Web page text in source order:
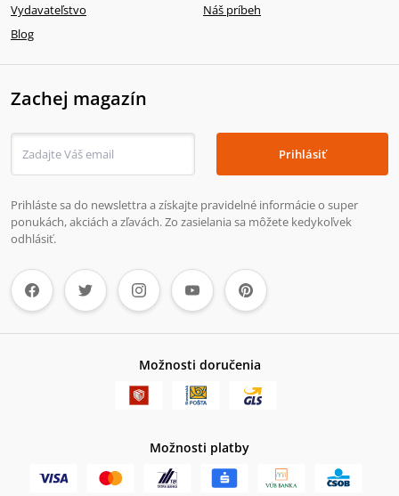
Vydavateľstvo
Náš príbeh
Blog
Zachej magazín
Prihlásiť
Prihláste sa do newslettra a získajte pravidelné informácie o super
ponukách, akciách a zľavách. Zo zasielania sa môžete kedykoľvek
odhlásiť.
Možnosti doručenia
Možnosti platby